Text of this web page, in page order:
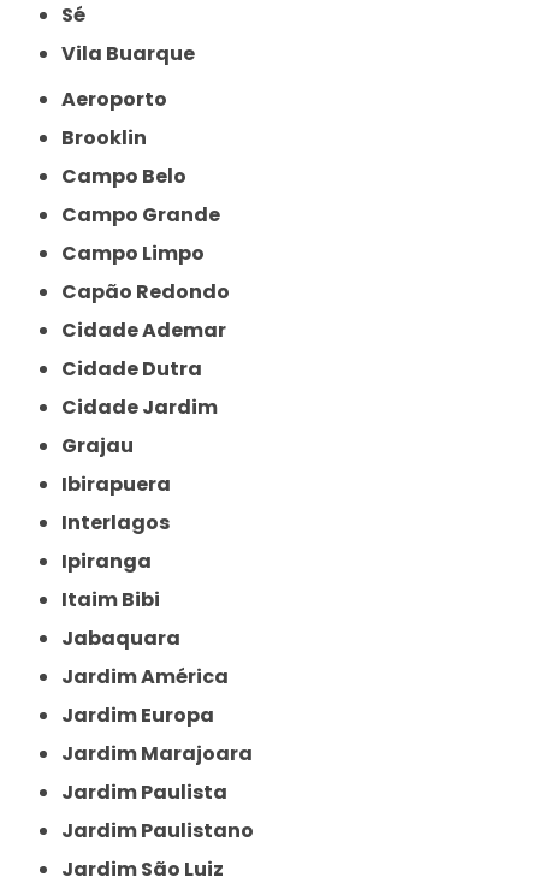
Sé
Vila Buarque
Aeroporto
Brooklin
Campo Belo
Campo Grande
Campo Limpo
Capão Redondo
Cidade Ademar
Cidade Dutra
Cidade Jardim
Grajau
Ibirapuera
Interlagos
Ipiranga
Itaim Bibi
Jabaquara
Jardim América
Jardim Europa
Jardim Marajoara
Jardim Paulista
Jardim Paulistano
Jardim São Luiz